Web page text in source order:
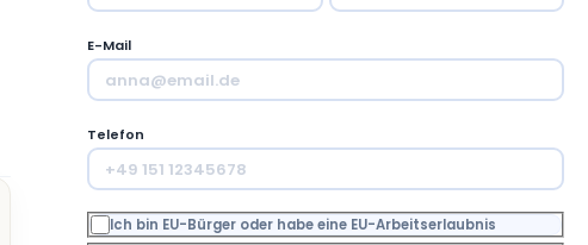
E-Mail
Telefon
Ich bin EU-Bürger oder habe eine EU-Arbeitserlaubnis